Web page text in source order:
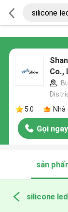
Co.,
5.0
Gọi
sản
silicone